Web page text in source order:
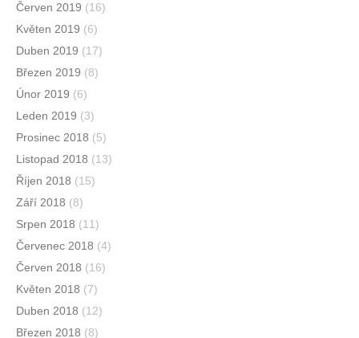
Červen 2019 (16)
Květen 2019 (6)
Duben 2019 (17)
Březen 2019 (8)
Únor 2019 (6)
Leden 2019 (3)
Prosinec 2018 (5)
Listopad 2018 (13)
Říjen 2018 (15)
Září 2018 (8)
Srpen 2018 (11)
Červenec 2018 (4)
Červen 2018 (16)
Květen 2018 (7)
Duben 2018 (12)
Březen 2018 (8)